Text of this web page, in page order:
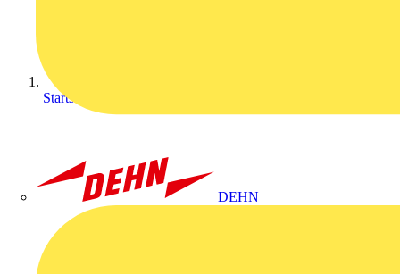
DEHN
Startseite